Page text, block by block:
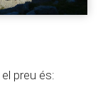
el preu és: